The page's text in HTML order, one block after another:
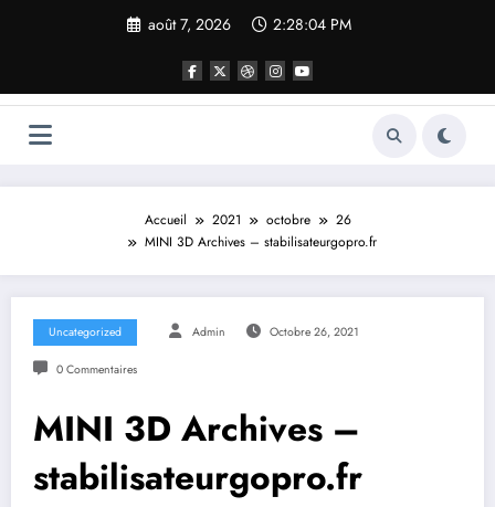
août 7, 2026 2:28:04 PM
Accueil 2021 octobre
26
MINI 3D Archives – stabilisateurgopro.fr
Uncategorized Admin Octobre 26, 2021
0 Commentaires
MINI 3D Archives –
stabilisateurgopro.fr